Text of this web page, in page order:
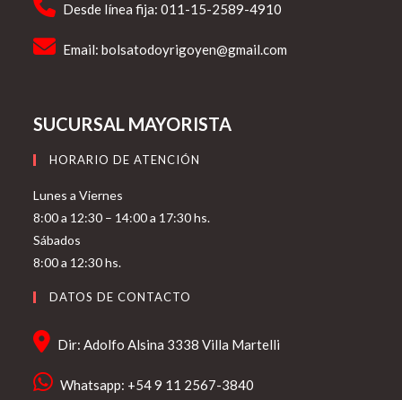
Desde línea fija: 011-15-2589-4910
Email:bolsatodoyrigoyen@gmail.com
SUCURSAL MAYORISTA
HORARIO DE ATENCIÓN
Lunes a Viernes
8:00 a 12:30 – 14:00 a 17:30 hs.
Sábados
8:00 a 12:30 hs.
DATOS DE CONTACTO
Dir: Adolfo Alsina 3338 Villa Martelli
Whatsapp: +54 9 11 2567-3840